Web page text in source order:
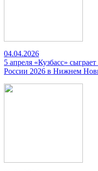
04.04.2026
5 апреля «Кузбасс»
России 2026 в Нижнем